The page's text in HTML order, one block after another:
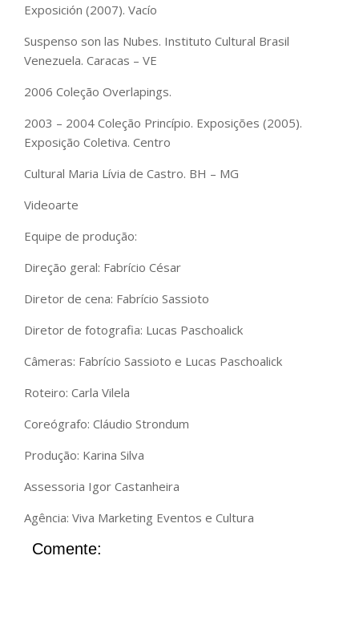
Exposición (2007). Vacío
Suspenso son las Nubes. Instituto Cultural Brasil
Venezuela. Caracas – VE
2006 Coleção Overlapings.
2003 – 2004 Coleção Princípio. Exposições (2005).
Exposição Coletiva. Centro
Cultural Maria Lívia de Castro. BH – MG
Videoarte
Equipe de produção:
Direção geral: Fabrício César
Diretor de cena: Fabrício Sassioto
Diretor de fotografia: Lucas Paschoalick
Câmeras: Fabrício Sassioto e Lucas Paschoalick
Roteiro: Carla Vilela
Coreógrafo: Cláudio Strondum
Produção: Karina Silva
Assessoria Igor Castanheira
Agência: Viva Marketing Eventos e Cultura
Comente: